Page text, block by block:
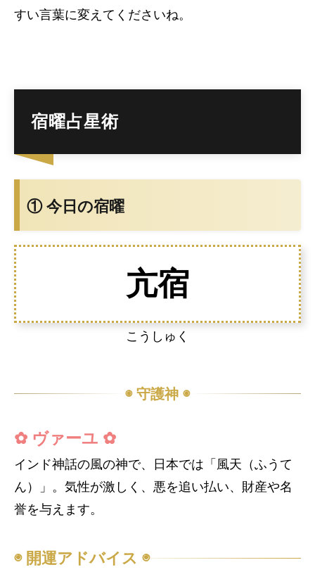
すい言葉に変えてくださいね。
宿曜占星術
① 今日の宿曜
亢宿
こうしゅく
◉ 守護神 ◉
✿ ヴァーユ ✿
インド神話の風の神で、日本では「風天（ふうて
ん）」。気性が激しく、悪を追い払い、財産や名
誉を与えます。
◉ 開運アドバイス ◉